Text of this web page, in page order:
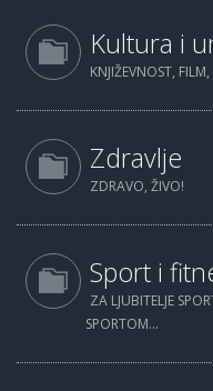
Kultura i
KNJIŽEVNOST,
Zdravlje
ZDRAVO, ŽIVO!
Sport i
ZA LJUBITELJE
SPORTOM...